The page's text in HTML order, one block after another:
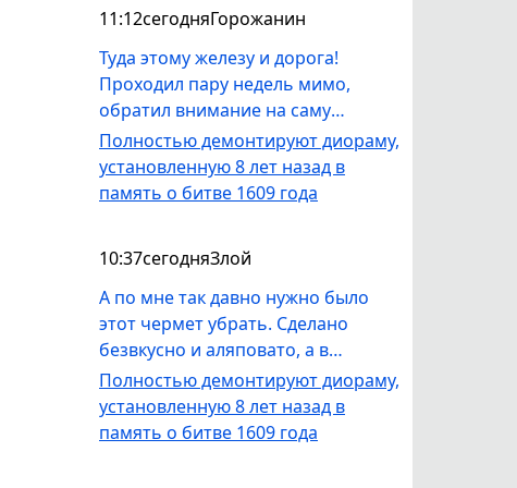
11:12сегодняГорожанин
Туда этому железу и дорога!
Проходил пару недель мимо,
обратил внимание на саму
часовню - местами краска
отвалилась, выглядит
непрезентабельно. Как выше
кустами и деревьями с дороги,
территория не обкошена от
травы. Всё выгляди, словно
заброшенное.
Полностью демонтируют диораму,
установленную 8 лет назад в
память о битве 1609 года
10:37сегодняЗлой
А по мне так давно нужно было
этот чермет убрать. Сделано
безвкусно и аляповато, а в
последние три года, всё это и
вовсе портило пространство у
часовни. Вот для афиш у ТЮЗа
Полностью демонтируют диораму,
установленную 8 лет назад в
память о битве 1609 года